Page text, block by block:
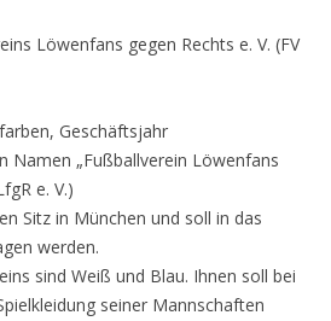
Löwenfans gegen Rechts e. V. (FV
Geschäftsjahr
Namen „Fußballverein Löwenfans
e. V.)
Sitz in München und soll in das
werden.
sind Weiß und Blau. Ihnen soll bei
seiner Mannschaften